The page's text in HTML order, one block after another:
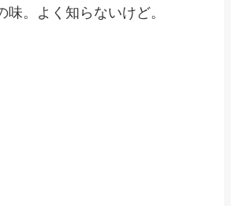
味。よく知らないけど。